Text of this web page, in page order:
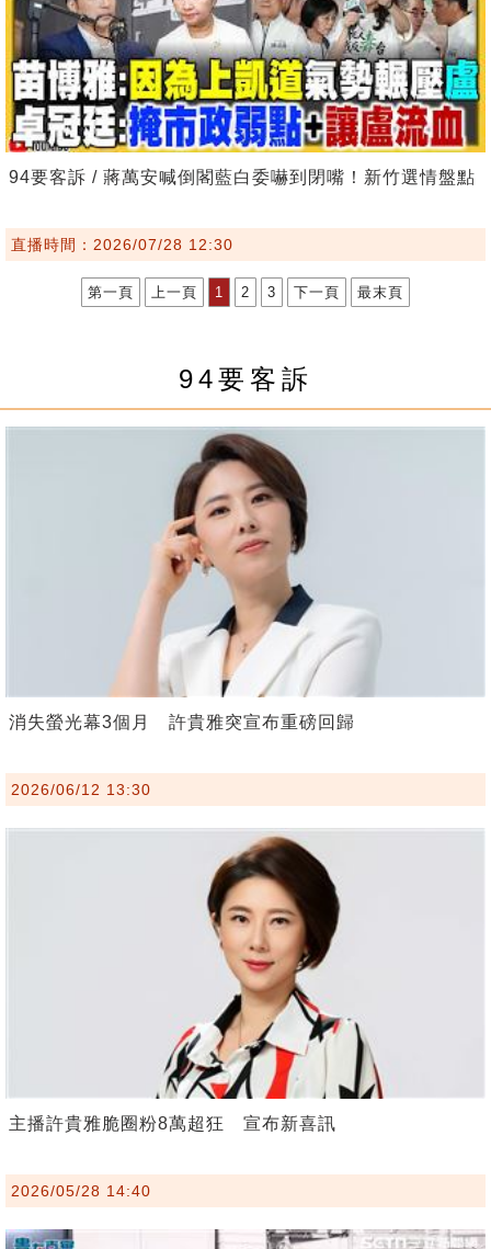
94要客訴 / 蔣萬安喊倒閣藍白委嚇到閉嘴！新竹選情盤點
直播時間：2026/07/28 12:30
第一頁 上一頁 1 2 3 下一頁 最末頁
94要客訴
消失螢光幕3個月 許貴雅突宣布重磅回歸
2026/06/12 13:30
主播許貴雅脆圈粉8萬超狂 宣布新喜訊
2026/05/28 14:40